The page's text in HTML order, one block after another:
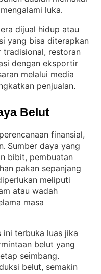
luka.
dijual hidup atau
yang bisa diterapkan
tradisional, restoran
dengan eksportir
melalui media
penjualan.
Belut
finansial,
. Sumber daya yang
bibit, pembuatan
pakan sepanjang
meliputi
atau wadah
masa
ini terbuka luas jika
belut yang
seimbang
belut, semakin